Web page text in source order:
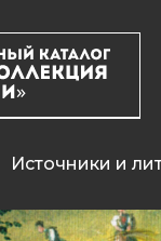
Источники и